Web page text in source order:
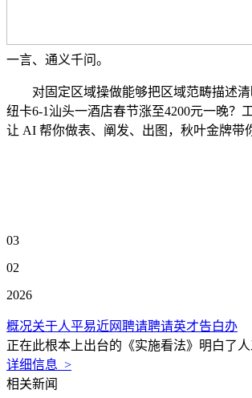
一言、通义千问。
对固定区域操做能够把区域范畴描述清
纽卡6-1汕头一酒店春节涨至4200元一晚？
让 AI 帮你做表、阐发、出图，秋叶金牌带
03
02
2026
概况关于人平易近网聘请聘请英才告白办
正在此根本上出台的《实施看法》明白了
详细信息 >
相关新闻